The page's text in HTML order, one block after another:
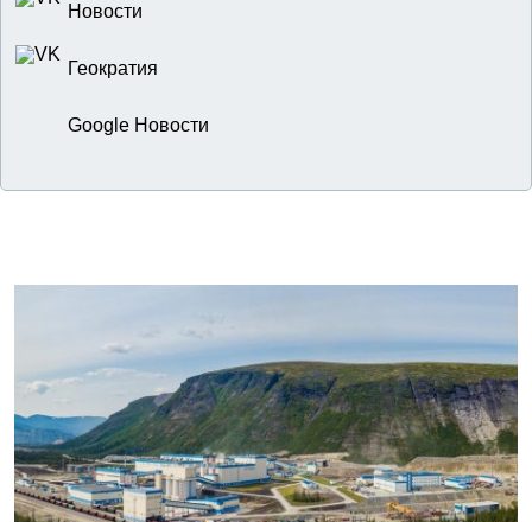
Новости
Геократия
Google Новости